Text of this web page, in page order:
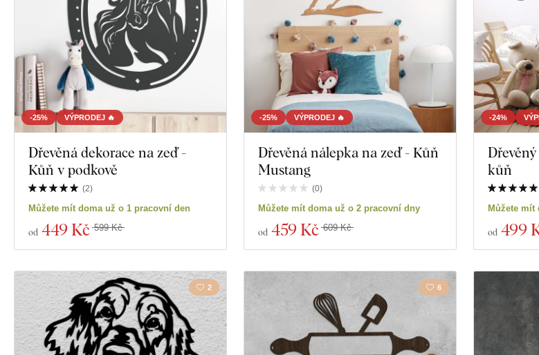
-25% VÝPRODEJ 🔥
Dřevěná dekorace na zeď -
Kůň v podkově
(2)
Můžete mít doma už o 1 pracovní den
od 449 Kč 599 Kč
-25% VÝPRODEJ 🔥
Dřevěná nálepka na zeď - Kůň
Mustang
(0)
Můžete mít doma už o 2 pracovní dny
od 459 Kč 609 Kč
-24%
kůň
Můžete mít
od 499
2 6